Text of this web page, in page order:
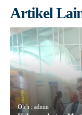
Artikel
Oleh : admin